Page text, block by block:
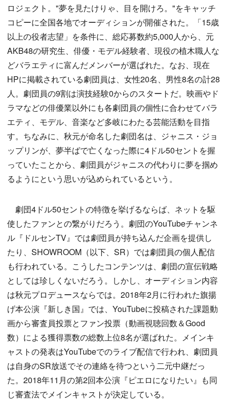
ロジェクト。"夢を見たけりゃ、目を開けろ。"をキャッチ
コピーに全国各地でオーディションが開催された。「15歳
以上の役者志望」を条件に、総応募数約5,000人から、元
AKB48の研究生、俳優・モデル経験者、現役の植木職人な
どバラエティに富んだメンバーが選ばれた。なお、現在
HPに掲載されている劇団員は、女性20名、男性8名の計28
人。劇団員の9割は演技経験0からのスタートだ。映画やド
ラマなどの俳優業以外にも各劇団員の個性に合わせてバラ
エティ、モデル、音楽など多岐にわたる芸能活動を目指
す。ちなみに、秋元が命名した劇団名は、ジャニス・ジョ
ップリンが、夢半ばで亡くなった際に4ドル50セントを握
っていたことから、劇団員がジャニスの代わりに夢を掴め
るようにという思いが込められているという。
劇団4ドル50セントの特徴を挙げるならば、ネットを駆
使したファンとの繋がりだろう。劇団のYouTubeチャンネ
ル『ドルセンTV』では劇団員が持ち込んだ企画を提供し
たり、SHOWROOM（以下、SR）では劇団員の個人配信
も行われている。こうしたコンテンツは、劇団の宣伝戦略
としては珍しくないだろう。しかし、オーディション内容
は秋元プロデュースならでは。2018年2月に行われた旗揚
げ本公演『新しき国』では、YouTubeに投稿された課題動
画から審査員投票とファン投票（動画視聴回数＆Good
数）による獲得票数の総数上位8名が選ばれた。メインキ
ャストの発表はYouTubeでのライブ配信で行われ、劇団員
は自身のSR放送でその連絡を待つという二元中継だっ
た。2018年11月の第2回本公演『ピエロになりたい』も同
じ審査法でメインキャストが決定している。